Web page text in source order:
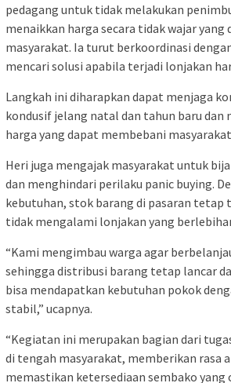
pedagang untuk tidak melakukan
menaikkan harga secara tidak wajar yang
masyarakat. Ia turut berkoordinasi
mencari solusi apabila terjadi lonjakan
Langkah ini diharapkan dapat menjaga
kondusif jelang natal dan tahun baru dan
harga yang dapat membebani
Heri juga mengajak masyarakat untuk
dan menghindari perilaku panic buying.
kebutuhan, stok barang di pasaran tetap
tidak mengalami lonjakan yang
“Kami mengimbau warga agar
sehingga distribusi barang tetap lancar
bisa mendapatkan kebutuhan pokok
stabil,” ucapnya.
“Kegiatan ini merupakan bagian dari
di tengah masyarakat, memberikan rasa
memastikan ketersediaan sembako yang